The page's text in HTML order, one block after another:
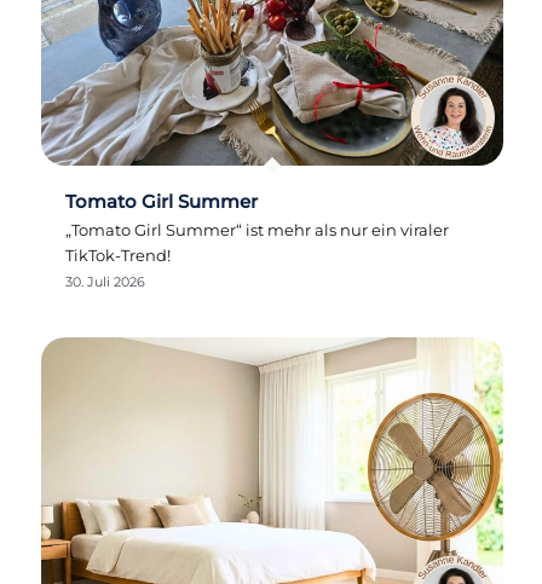
Tomato Girl Summer
„Tomato Girl Summer“ ist mehr als nur ein viraler
TikTok-Trend!
30. Juli 2026